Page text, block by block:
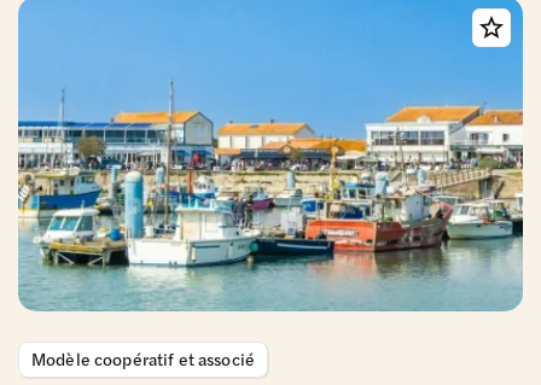
Modèle coopératif et associé